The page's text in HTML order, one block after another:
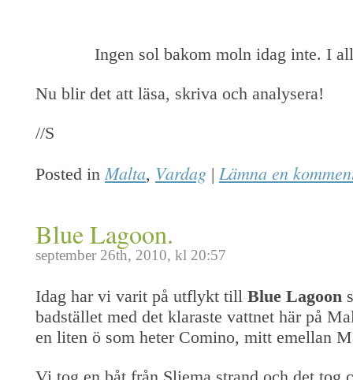
Ingen sol bakom moln idag inte. I
Nu blir det att läsa, skriva och analysera!
//S
Posted in Malta, Vardag | Lämna en
Blue Lagoon.
september 26th, 2010, kl 20:57
Idag har vi varit på utflykt till Blue Lagoon
badstället med det klaraste vattnet här på
en liten ö som heter Comino, mitt emellan